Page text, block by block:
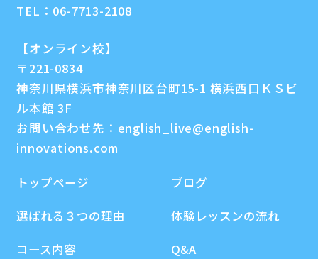
TEL： 06-7713-2108
【オンライン校】
〒221-0834
神奈川県横浜市神奈川区台町15-1 横浜西口ＫＳビ
ル本館 3F
お問い合わせ先： english_live@english-
innovations.com
トップページ
選ばれる３つの理由
コース内容
ブログ
体験レッスンの流れ
Q&A